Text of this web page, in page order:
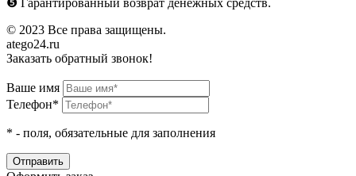
© 2023 Все права защищены.
atego24.ru
Заказать обратный звонок!
Ваше имя
Телефон*
* - поля, обязательные для заполнения